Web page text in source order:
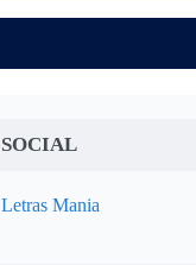
SOCIAL
Letras Mania